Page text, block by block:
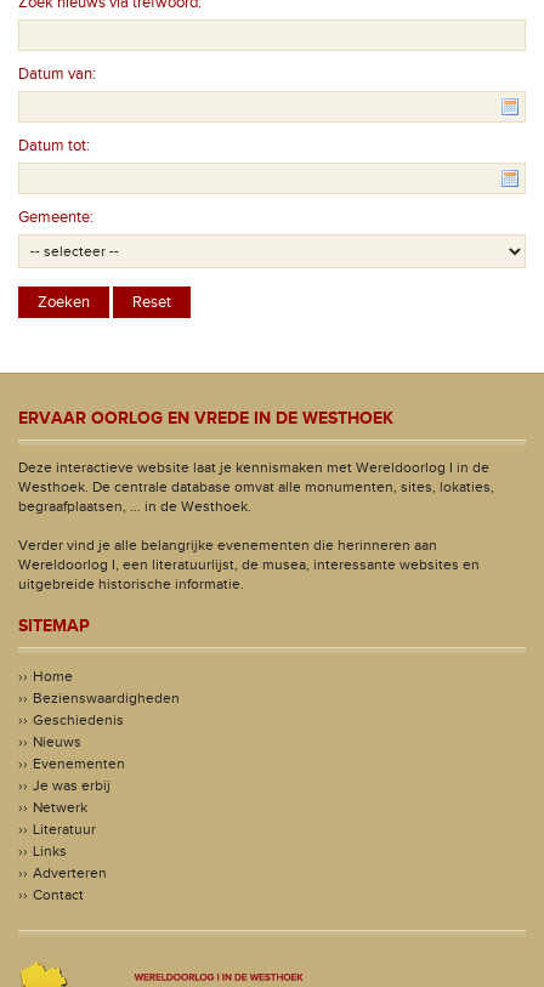
Datum van:
Datum tot:
Gemeente:
ERVAAR OORLOG EN VREDE IN DE WESTHOEK
Deze interactieve website laat je kennismaken met Wereldoorlog I in de
Westhoek. De centrale database omvat alle monumenten, sites, lokaties,
begraafplaatsen, ... in de Westhoek.
Verder vind je alle belangrijke evenementen die herinneren aan
Wereldoorlog I, een literatuurlijst, de musea, interessante websites en
uitgebreide historische informatie.
SITEMAP
Home
Bezienswaardigheden
Geschiedenis
Nieuws
Evenementen
Je was erbij
Netwerk
Literatuur
Links
Adverteren
Contact